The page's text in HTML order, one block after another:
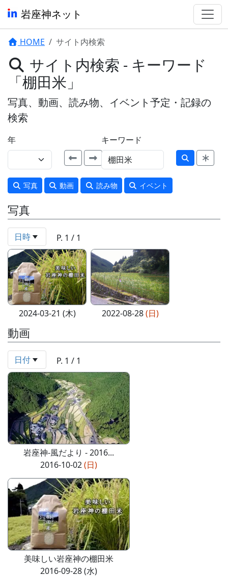
岩座神ネット
HOME サイト内検索
サイト内検索 - キーワード
「棚田米」
写真、動画、読み物、イベント予定・記録の
検索
年 キーワード
写真 動画 読み物 イベント
写真
日時 P. 1 / 1
2024-03-21 (木) 2022-08-28(日)
動画
日付 P. 1 / 1
岩座神-風だより - 2016...
2016-10-02(日)
美味しい岩座神の棚田米
2016-09-28 (水)